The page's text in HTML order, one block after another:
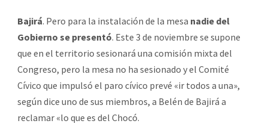
Bajirá. Pero para la instalación de la mesa nadie del
Gobierno se presentó. Este 3 de noviembre se supone
que en el territorio sesionará una comisión mixta del
Congreso, pero la mesa no ha sesionado y el Comité
Cívico que impulsó el paro cívico prevé «ir todos a una»,
según dice uno de sus miembros, a Belén de Bajirá a
reclamar «lo que es del Chocó.